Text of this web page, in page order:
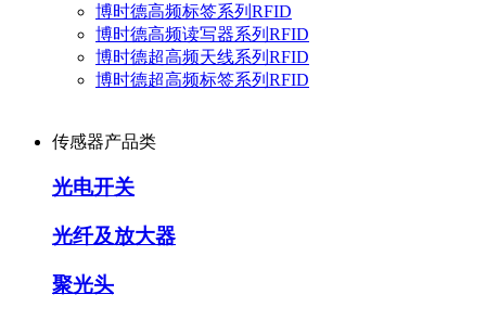
博时德高频标签系列RFID
博时德高频读写器系列RFID
博时德超高频天线系列RFID
博时德超高频标签系列RFID
传感器产品类
光电开关
光纤及放大器
聚光头